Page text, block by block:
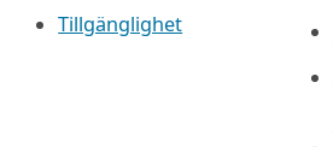
Tillgänglighet